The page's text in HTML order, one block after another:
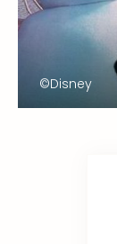
©Disney